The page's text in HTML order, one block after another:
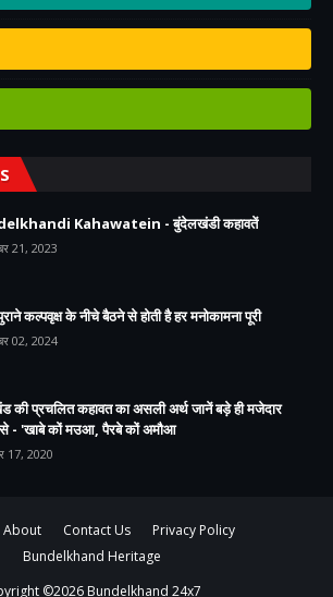
Kahawatein - बुंदेलखंडी कहावतें
21, 2023
कल्पवृक्ष के नीचे बैठने से होती है हर मनोकामना पूरी
02, 2024
की प्रचलित कहावत का असली अर्थ जानें बड़े ही मजेदार
- 'खाबे कों मउआ, पैरबे कों अमौआ
17, 2020
About Contact Us
Privacy Policy
Bundelkhand Heritage
©2026 Bundelkhand 24x7